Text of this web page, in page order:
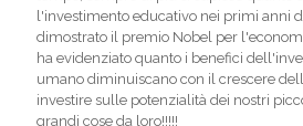
l'investimento educativo nei primi anni
dimostrato il premio Nobel per
ha evidenziato quanto i benefici
umano diminuiscano con il crescere
investire sulle potenzialità dei nostri
grandi cose da loro!!!!!